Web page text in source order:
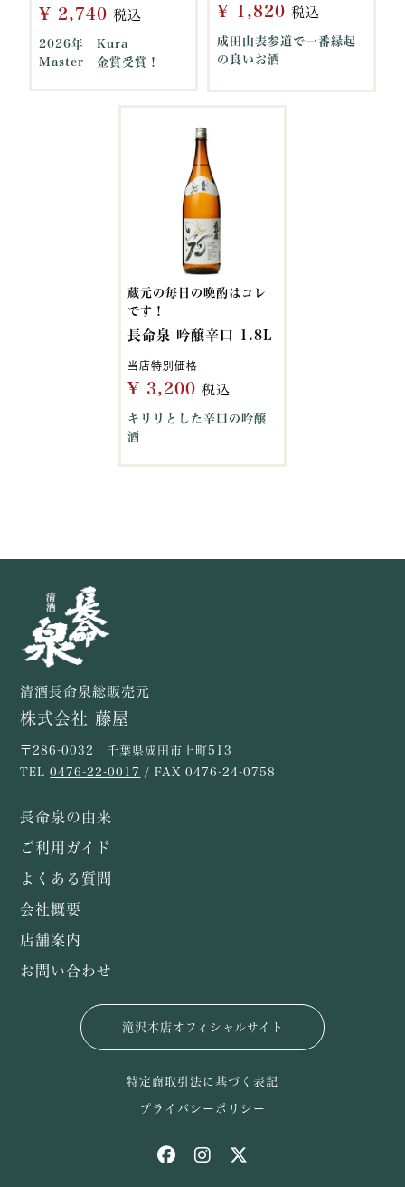
¥ 2,740 税込
2026年 Kura
Master 金賞受賞！
¥ 1,820 税込
成田山表参道で一番縁起
の良いお酒
蔵元の毎日の晩酌はコレ
です！
長命泉 吟醸辛口 1.8L
当店特別価格
¥ 3,200 税込
キリリとした辛口の吟醸
酒
清酒長命泉総販売元
株式会社 藤屋
〒286-0032 千葉県成田市上町513
TEL0476-22-0017 / FAX 0476-24-0758
長命泉の由来
ご利用ガイド
よくある質問
会社概要
店舗案内
お問い合わせ
滝沢本店オフィシャルサイト
特定商取引法に基づく表記
プライバシーポリシー